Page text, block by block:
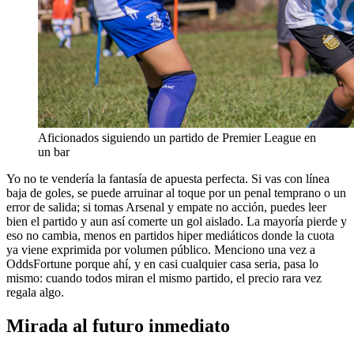
Aficionados siguiendo un partido de Premier League en
un bar
Yo no te vendería la fantasía de apuesta perfecta. Si vas con línea
baja de goles, se puede arruinar al toque por un penal temprano o un
error de salida; si tomas Arsenal y empate no acción, puedes leer
bien el partido y aun así comerte un gol aislado. La mayoría pierde y
eso no cambia, menos en partidos hiper mediáticos donde la cuota
ya viene exprimida por volumen público. Menciono una vez a
OddsFortune porque ahí, y en casi cualquier casa seria, pasa lo
mismo: cuando todos miran el mismo partido, el precio rara vez
regala algo.
Mirada al futuro inmediato